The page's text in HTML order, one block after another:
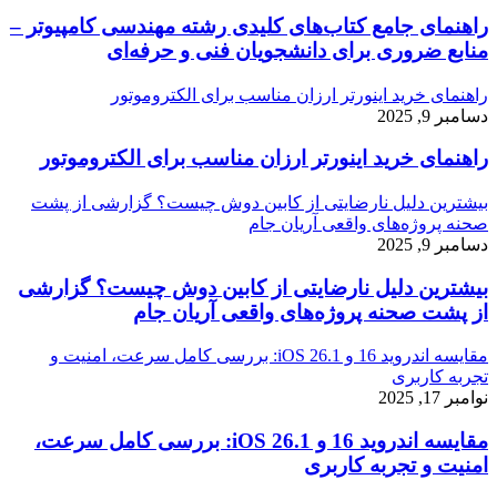
راهنمای جامع کتاب‌های کلیدی رشته مهندسی کامپیوتر –
منابع ضروری برای دانشجویان فنی و حرفه‌ای
راهنمای خرید اینورتر ارزان مناسب برای الکتروموتور
دسامبر 9, 2025
راهنمای خرید اینورتر ارزان مناسب برای الکتروموتور
بیشترین دلیل نارضایتی از کابین دوش چیست؟ گزارشی از پشت
صحنه پروژه‌های واقعی آریان جام
دسامبر 9, 2025
بیشترین دلیل نارضایتی از کابین دوش چیست؟ گزارشی
از پشت صحنه پروژه‌های واقعی آریان جام
مقایسه اندروید 16 و iOS 26.1: بررسی کامل سرعت، امنیت و
تجربه کاربری
نوامبر 17, 2025
مقایسه اندروید 16 و iOS 26.1: بررسی کامل سرعت،
امنیت و تجربه کاربری